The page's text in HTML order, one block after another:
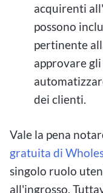
acquirenti
possono
pertinente
approvare
dei clienti.
Vale la pena
gratuita di
singolo ruolo
all'ingrosso.